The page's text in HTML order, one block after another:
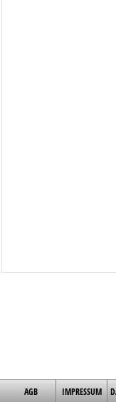
AGB IMPRESSUM